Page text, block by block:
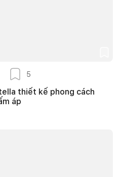
5
thiết kế phong cách
áp